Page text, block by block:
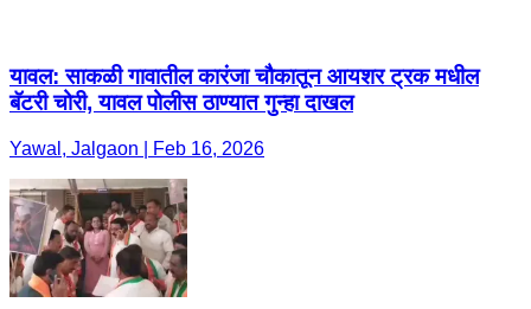
यावल: साकळी गावातील कारंजा चौकातून आयशर ट्रक मधील
बॅटरी चोरी, यावल पोलीस ठाण्यात गुन्हा दाखल
Yawal, Jalgaon | Feb 16, 2026